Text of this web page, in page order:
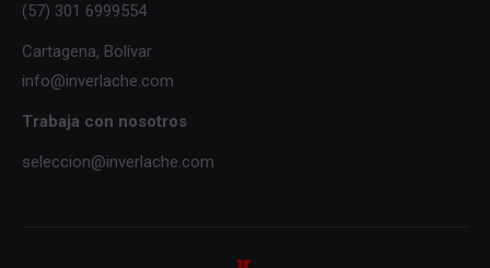
(57) 301 6999554
Cartagena, Bolívar
info@inverlache.com
Trabaja con nosotros
seleccion@inverlache.com